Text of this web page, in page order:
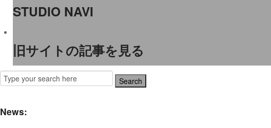
STUDIO NAVI
旧サイトの記事を見る
News: